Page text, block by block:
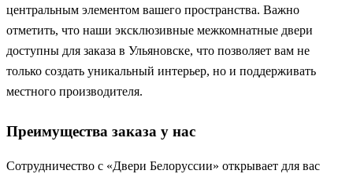
центральным элементом вашего пространства. Важно
отметить, что наши эксклюзивные межкомнатные двери
доступны для заказа в Ульяновске, что позволяет вам не
только создать уникальный интерьер, но и поддерживать
местного производителя.
Преимущества заказа у нас
Сотрудничество с «Двери Белоруссии» открывает для вас